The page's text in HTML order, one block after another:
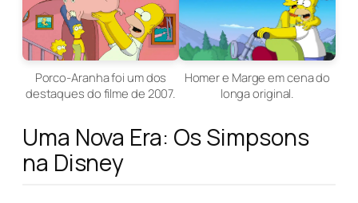
Porco-Aranha foi um dos
destaques do filme de 2007.
Homer e Marge em cena do
longa original.
Uma Nova Era: Os Simpsons
na Disney